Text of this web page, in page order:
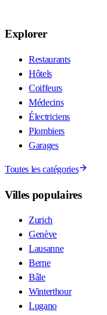
Explorer
Restaurants
Hôtels
Coiffeurs
Médecins
Électriciens
Plombiers
Garages
Toutes les catégories
Villes populaires
Zurich
Genève
Lausanne
Berne
Bâle
Winterthour
Lugano